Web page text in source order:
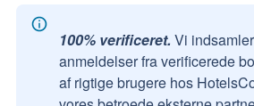
100% verificeret. Vi
anmeldelser fra verificerede
af rigtige brugere hos